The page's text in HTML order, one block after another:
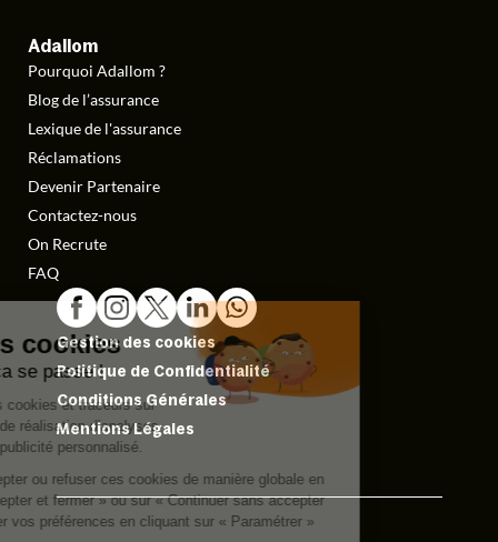
Adallom
Pourquoi Adallom ?
Blog de l’assurance
Lexique de l'assurance
Réclamations
Devenir Partenaire
Contactez-nous
On Recrute
FAQ
Gestion des cookies
Politique de Confidentialité
Conditions Générales
Mentions Légales